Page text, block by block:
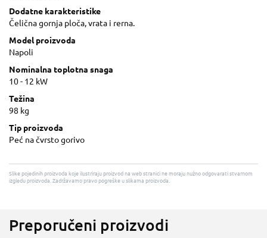
Dodatne karakteristike
Čelična gornja ploča, vrata i rerna.
Model proizvoda
Napoli
Nominalna toplotna snaga
10 - 12 kW
Težina
98 kg
Tip proizvoda
Peć na čvrsto gorivo
Slike pojedinih proizvoda koje ilustriraju proizvod na web stranici ne moraju nužno odgovarati stvarnom
izgledu proizvoda. Zadržavamo pravo pogreške u slikama proizvoda.
Preporučeni proizvodi